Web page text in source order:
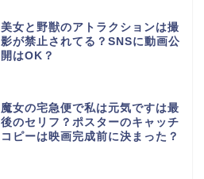
美女と野獣のアトラクションは撮
影が禁止されてる？SNSに動画公
開はOK？
魔女の宅急便で私は元気ですは最
後のセリフ？ポスターのキャッチ
コピーは映画完成前に決まった？